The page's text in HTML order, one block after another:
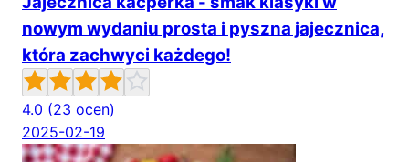
nowym wydaniu prosta i pyszna jajecznica,
która zachwyci każdego!
4.0 (23 ocen)
2025-02-19